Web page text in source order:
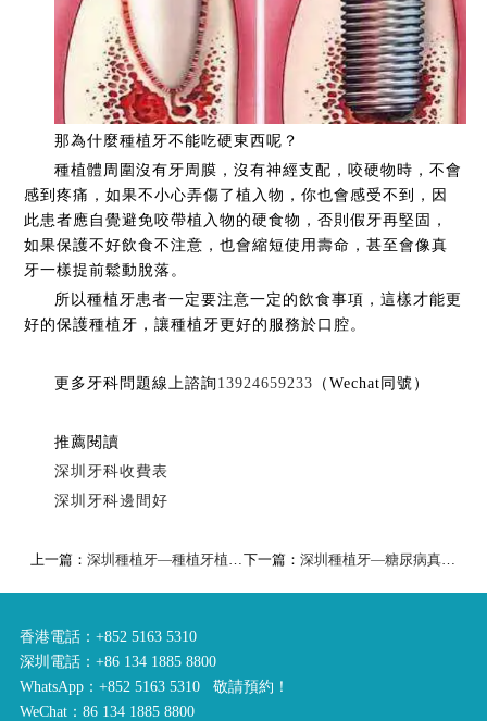
那為什麼種植牙不能吃硬東西呢？
種植體周圍沒有牙周膜，沒有神經支配，咬硬物時，不會
感到疼痛，如果不小心弄傷了植入物，你也會感受不到，因
此患者應自覺避免咬帶植入物的硬食物，否則假牙再堅固，
如果保護不好飲食不注意，也會縮短使用壽命，甚至會像真
牙一樣提前鬆動脫落。
所以種植牙患者一定要注意一定的飲食事項，這樣才能更
好的保護種植牙，讓種植牙更好的服務於口腔。
更多牙科問題線上諮詢 13924659233 （Wechat同號）
推薦閱讀
深圳牙科收費表
深圳牙科邊間好
上一篇：深圳種植牙—種植牙植骨的材料是什麼？ 下一篇： 深圳種植牙—糖尿病真的不能種植牙嗎？
香港電話：+852 5163 5310
深圳電話：+86 134 1885 8800
WhatsApp：+852 5163 5310 敬請預約！
WeChat：86 134 1885 8800